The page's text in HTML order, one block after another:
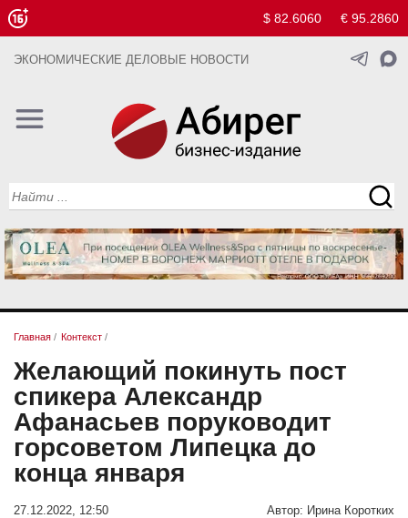
$ 82.6060 € 95.2860
ЭКОНОМИЧЕСКИЕ ДЕЛОВЫЕ НОВОСТИ
Главная / Контекст /
Желающий покинуть пост
спикера Александр
Афанасьев поруководит
горсоветом Липецка до
конца января
27.12.2022, 12:50 Автор: Ирина Коротких